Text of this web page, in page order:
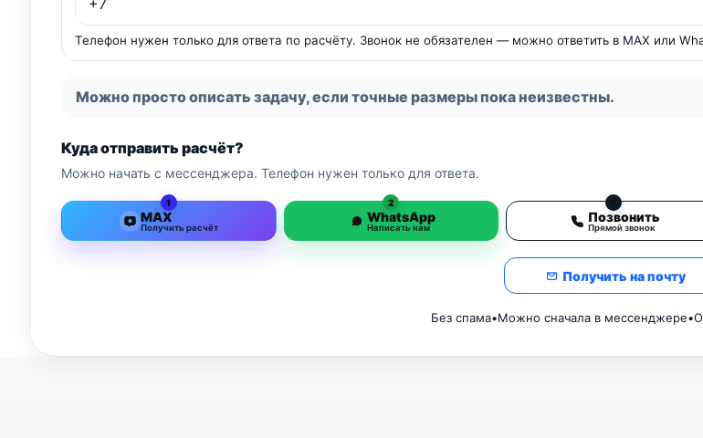
Телефон нужен только для ответа по расчёту. Звонок не обязателен — можно ответить в MAX или
Можно просто описать задачу, если точные размеры пока неизвестны.
Куда отправить расчёт?
Можно начать с мессенджера. Телефон нужен только для ответа.
1
MAX
Получить расчёт
2
WhatsApp
Написать нам
3
Позвонить
Прямой звонок
Получить на почту
Без спама•Можно сначала в мессенджере•